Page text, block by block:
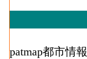
patmap都市情